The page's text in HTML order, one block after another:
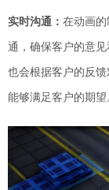
实时沟通 ： 在动画的
通，确保客户的意
也会根据客户的反
能够满足客户的期望